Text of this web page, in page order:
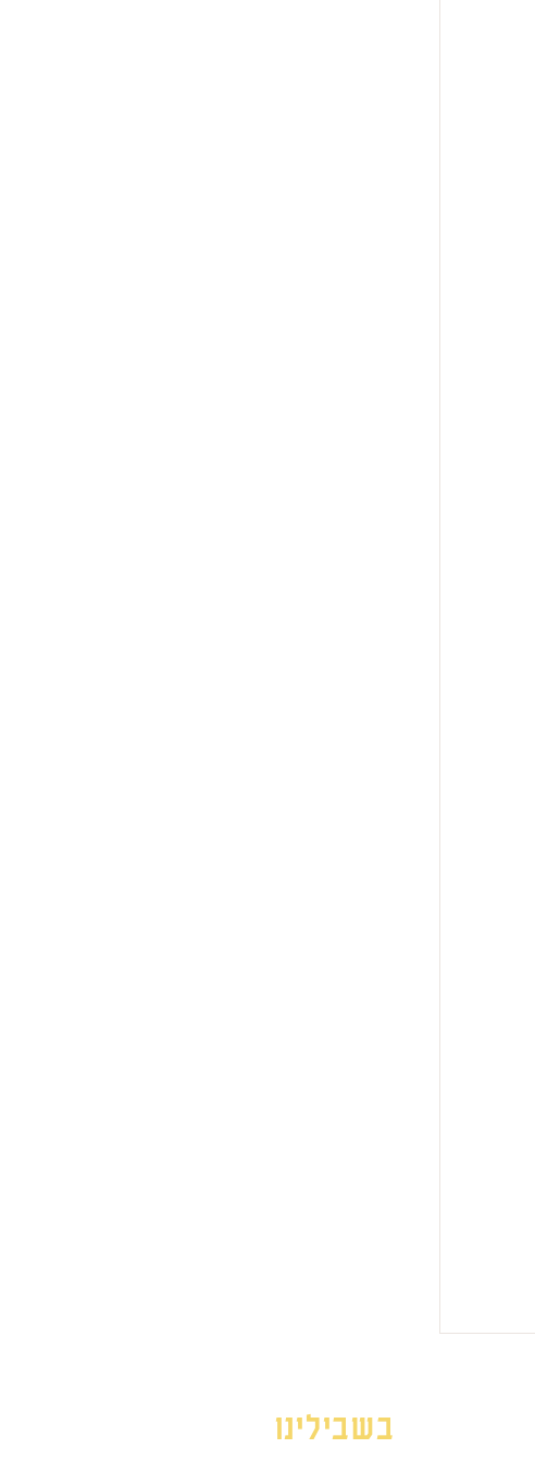
בשבילינו